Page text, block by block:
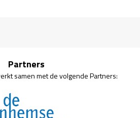
Partners
samen met de volgende Partners: